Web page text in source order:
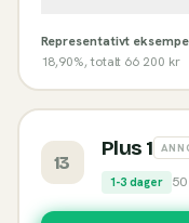
Representativt
18,90%, totalt 66 200 kr
13
Plus 1
1-3 dager